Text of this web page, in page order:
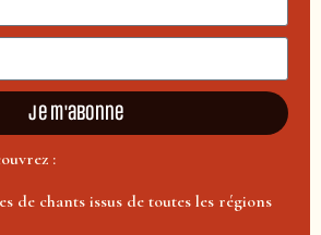
Je m'abonne
:
de chants issus de toutes les régions